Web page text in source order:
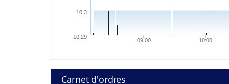
09:00 10:00
10,29
10,3
Carnet d'ordres